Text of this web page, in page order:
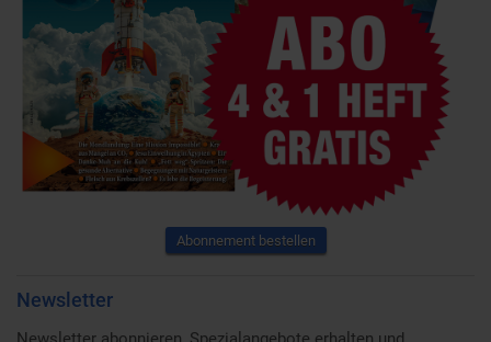
Abonnement bestellen
Newsletter